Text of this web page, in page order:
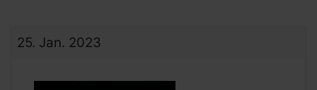
25. Jan. 2023